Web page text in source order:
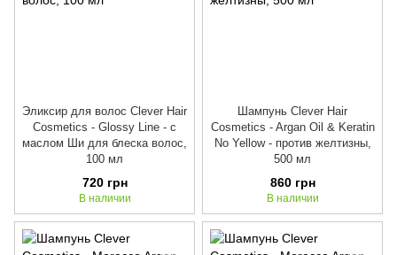
Эликсир для волос Clever Hair
Cosmetics - Glossy Line - с
маслом Ши для блеска волос,
100 мл
720 грн
В наличии
Шампунь Clever Hair
Cosmetics - Argan Oil & Keratin
No Yellow - против желтизны,
500 мл
860 грн
В наличии